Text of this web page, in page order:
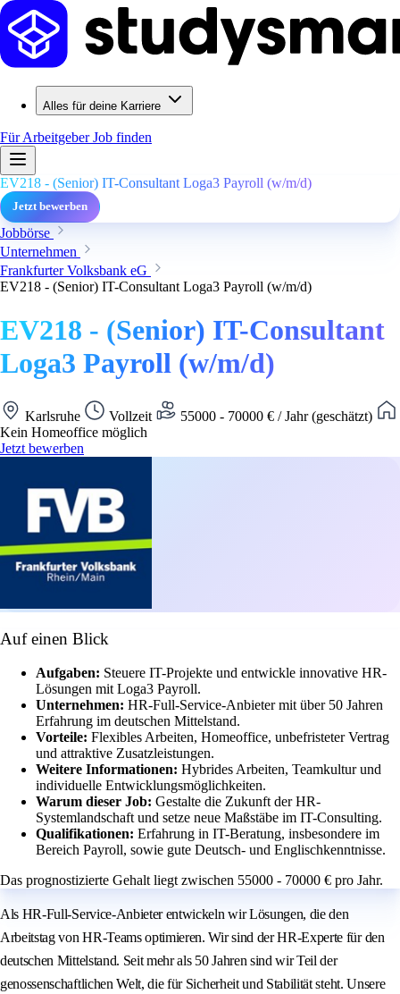
Alles für deine Karriere
Für ArbeitgeberJob finden
EV218 - (Senior) IT-Consultant Loga3 Payroll (w/m/d)
Jetzt bewerben
Jobbörse
Unternehmen
Frankfurter Volksbank eG
EV218 - (Senior) IT-Consultant Loga3 Payroll (w/m/d)
EV218 - (Senior) IT-Consultant
Loga3 Payroll (w/m/d)
Karlsruhe Vollzeit
55000 - 70000 € / Jahr (geschätzt)
Kein Homeoffice möglich
Jetzt bewerben
Auf einen Blick
Aufgaben: Steuere IT-Projekte und entwickle innovative HR-
Lösungen mit Loga3 Payroll.
Unternehmen: HR-Full-Service-Anbieter mit über 50 Jahren
Erfahrung im deutschen Mittelstand.
Vorteile: Flexibles Arbeiten, Homeoffice, unbefristeter Vertrag
und attraktive Zusatzleistungen.
Weitere Informationen: Hybrides Arbeiten, Teamkultur und
individuelle Entwicklungsmöglichkeiten.
Warum dieser Job: Gestalte die Zukunft der HR-
Systemlandschaft und setze neue Maßstäbe im IT-Consulting.
Qualifikationen: Erfahrung in IT-Beratung, insbesondere im
Bereich Payroll, sowie gute Deutsch- und Englischkenntnisse.
Das prognostizierte Gehalt liegt zwischen 55000 - 70000 € pro Jahr.
Als HR-Full-Service-Anbieter entwickeln wir Lösungen, die den
Arbeitstag von HR-Teams optimieren. Wir sind der HR-Experte für den
deutschen Mittelstand. Seit mehr als 50 Jahren sind wir Teil der
genossenschaftlichen Welt, die für Sicherheit und Stabilität steht. Unsere